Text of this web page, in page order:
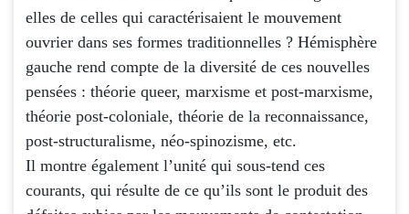
elles de celles qui caractérisaient le mouvement
ouvrier dans ses formes traditionnelles ? Hémisphère
gauche rend compte de la diversité de ces nouvelles
pensées : théorie queer, marxisme et post-marxisme,
théorie post-coloniale, théorie de la reconnaissance,
post-structuralisme, néo-spinozisme, etc.
Il montre également l’unité qui sous-tend ces
courants, qui résulte de ce qu’ils sont le produit des